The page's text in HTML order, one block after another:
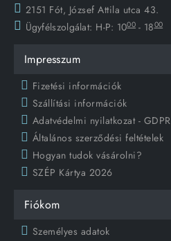
2151 Fót, József Attila utca 43.
Ügyfélszolgálat: H-P: 1000 - 1800
Impresszum
Fizetési információk
Szállítási információk
Adatvédelmi nyilatkozat - GDPR
Általános szerződési feltételek
Hogyan tudok vásárolni?
SZÉP Kártya 2026
Fiókom
Személyes adatok